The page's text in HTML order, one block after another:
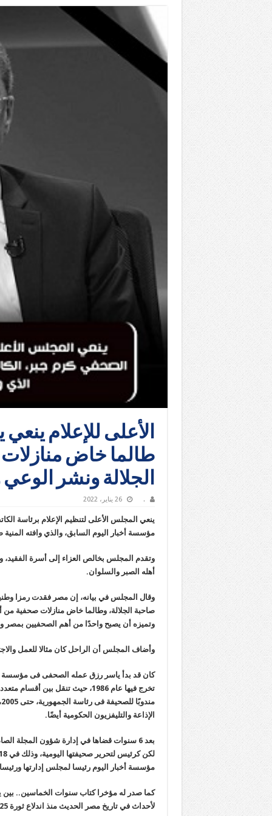
الأعلى للإعلام
طالما خاض
الجلالة ونشر الوعي
. 26 يناير، 2022
ينعي المجلس الأعلى لتنظيم الإعلام برئاسة
مؤسسة أخبار اليوم السابق، والذي وافته المنية
وتقدم المجلس بخالص العزاء إلى أسرة الفقيد،
أهله الصبر والسلوان.
وقال المجلس في بيانه، إن مصر فقدت رمزا
صاحبة الجلالة، وطالما خاض منازلات صحفية من
وتميزه أن يصبح واحدًا من أهم الصحفيين بمصر
وأضاف المجلس أن الراحل كان مثالا للعمل
كان قد بدأ ياسر رزق عمله الصحفى فى مؤسسة
تخرج فيها عام 1986، حيث تنقل
الإذاعة والتليفزيون الحكومية أيضًا.
بعد 6 سنوات قضاها في إدارة شؤون المجلة
مؤسسة أخبار اليوم رئيسا لمجلس إدارتها ورئيسا
كما صدر له مؤخرا كتاب سنوات الخماسين.. بين
لأحداث في تاريخ مصر الحديث منذ اندلاع ثورة 25 يناير 2011 وحتى ثورة 30 يونيو 2013.